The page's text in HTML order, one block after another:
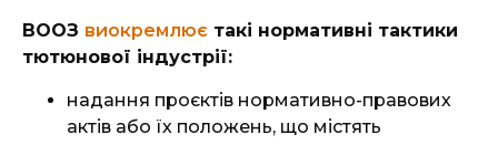
ВООЗ виокремлює такі нормативні тактики
тютюнової індустрії:
надання проєктів нормативно-правових
актів або їх положень, що містять